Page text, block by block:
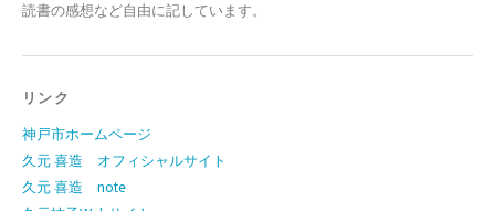
読書の感想など自由に記しています。
リンク
神戸市ホームページ
久元 喜造 オフィシャルサイト
久元 喜造 note